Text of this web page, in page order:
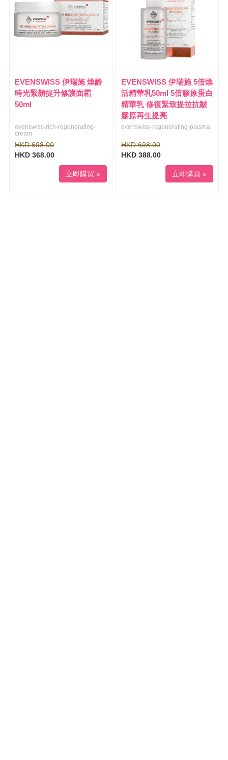
EVENSWISS 伊瑞施 煥齡
時光緊顏提升修護面霜
50ml
evenswiss-rich-regenerating-
cream
HKD 698.00
HKD 368.00
立即購買 »
EVENSWISS 伊瑞施 5倍煥
活精華乳50ml 5倍膠原蛋白
精華乳 修復緊致提拉抗皺
膠原再生提亮
evenswiss-regenerating-plasma
HKD 698.00
HKD 388.00
立即購買 »